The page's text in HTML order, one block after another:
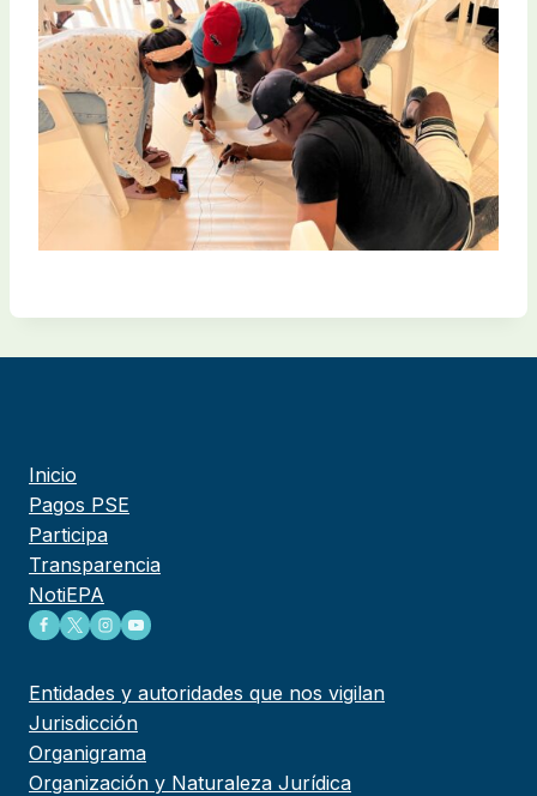
Inicio
Pagos PSE
Participa
Transparencia
NotiEPA
Entidades y autoridades que nos vigilan
Jurisdicción
Organigrama
Organización y Naturaleza Jurídica